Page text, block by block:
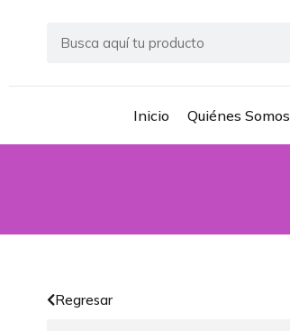
Inicio Quiénes Somos
Regresar